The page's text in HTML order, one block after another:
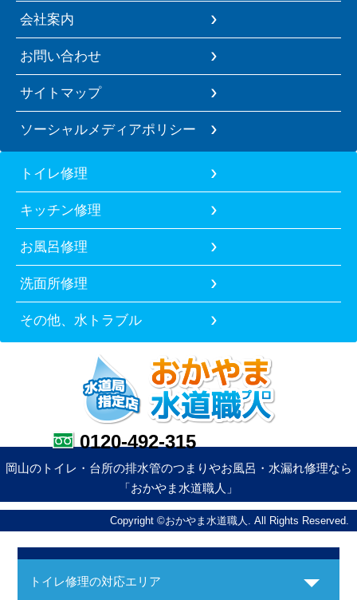
会社案内
お問い合わせ
サイトマップ
ソーシャルメディアポリシー
トイレ修理
キッチン修理
お風呂修理
洗面所修理
その他、水トラブル
0120-492-315
岡山のトイレ・台所の排水管のつまりやお風呂・水漏れ修理なら
「おかやま水道職人」
Copyright ©おかやま水道職人. All Rights Reserved.
トイレ修理の対応エリア